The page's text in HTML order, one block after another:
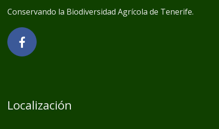
Conservando la Biodiversidad Agrícola de Tenerife.
Localización